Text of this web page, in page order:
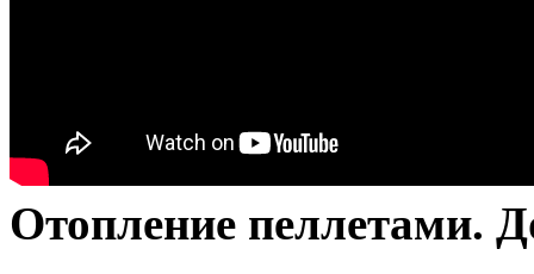
Отопление пеллетами.